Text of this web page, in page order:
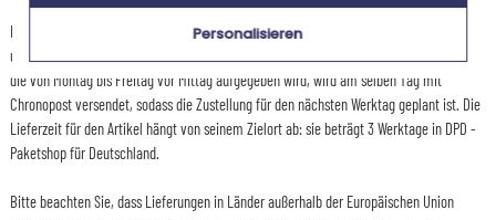
Die Vorbereitungszeit für diesen Artikel beträgt 2 Werktage für die Standardlieferung
und weniger als 1 Werktag für die Expresslieferung nach Deutschland: jede Bestellung,
die von Montag bis Freitag vor Mittag aufgegeben wird, wird am selben Tag mit
Chronopost versendet, sodass die Zustellung für den nächsten Werktag geplant ist. Die
Lieferzeit für den Artikel hängt von seinem Zielort ab: sie beträgt 3 Werktage in DPD -
Paketshop für Deutschland.
Bitte beachten Sie, dass Lieferungen in Länder außerhalb der Europäischen Union
Personalisieren